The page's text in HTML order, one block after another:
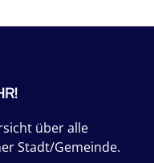
über alle
Stadt/Gemeinde.